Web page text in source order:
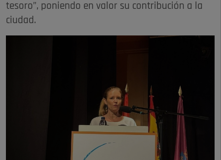
tesoro”, poniendo en valor su contribución a la
ciudad.